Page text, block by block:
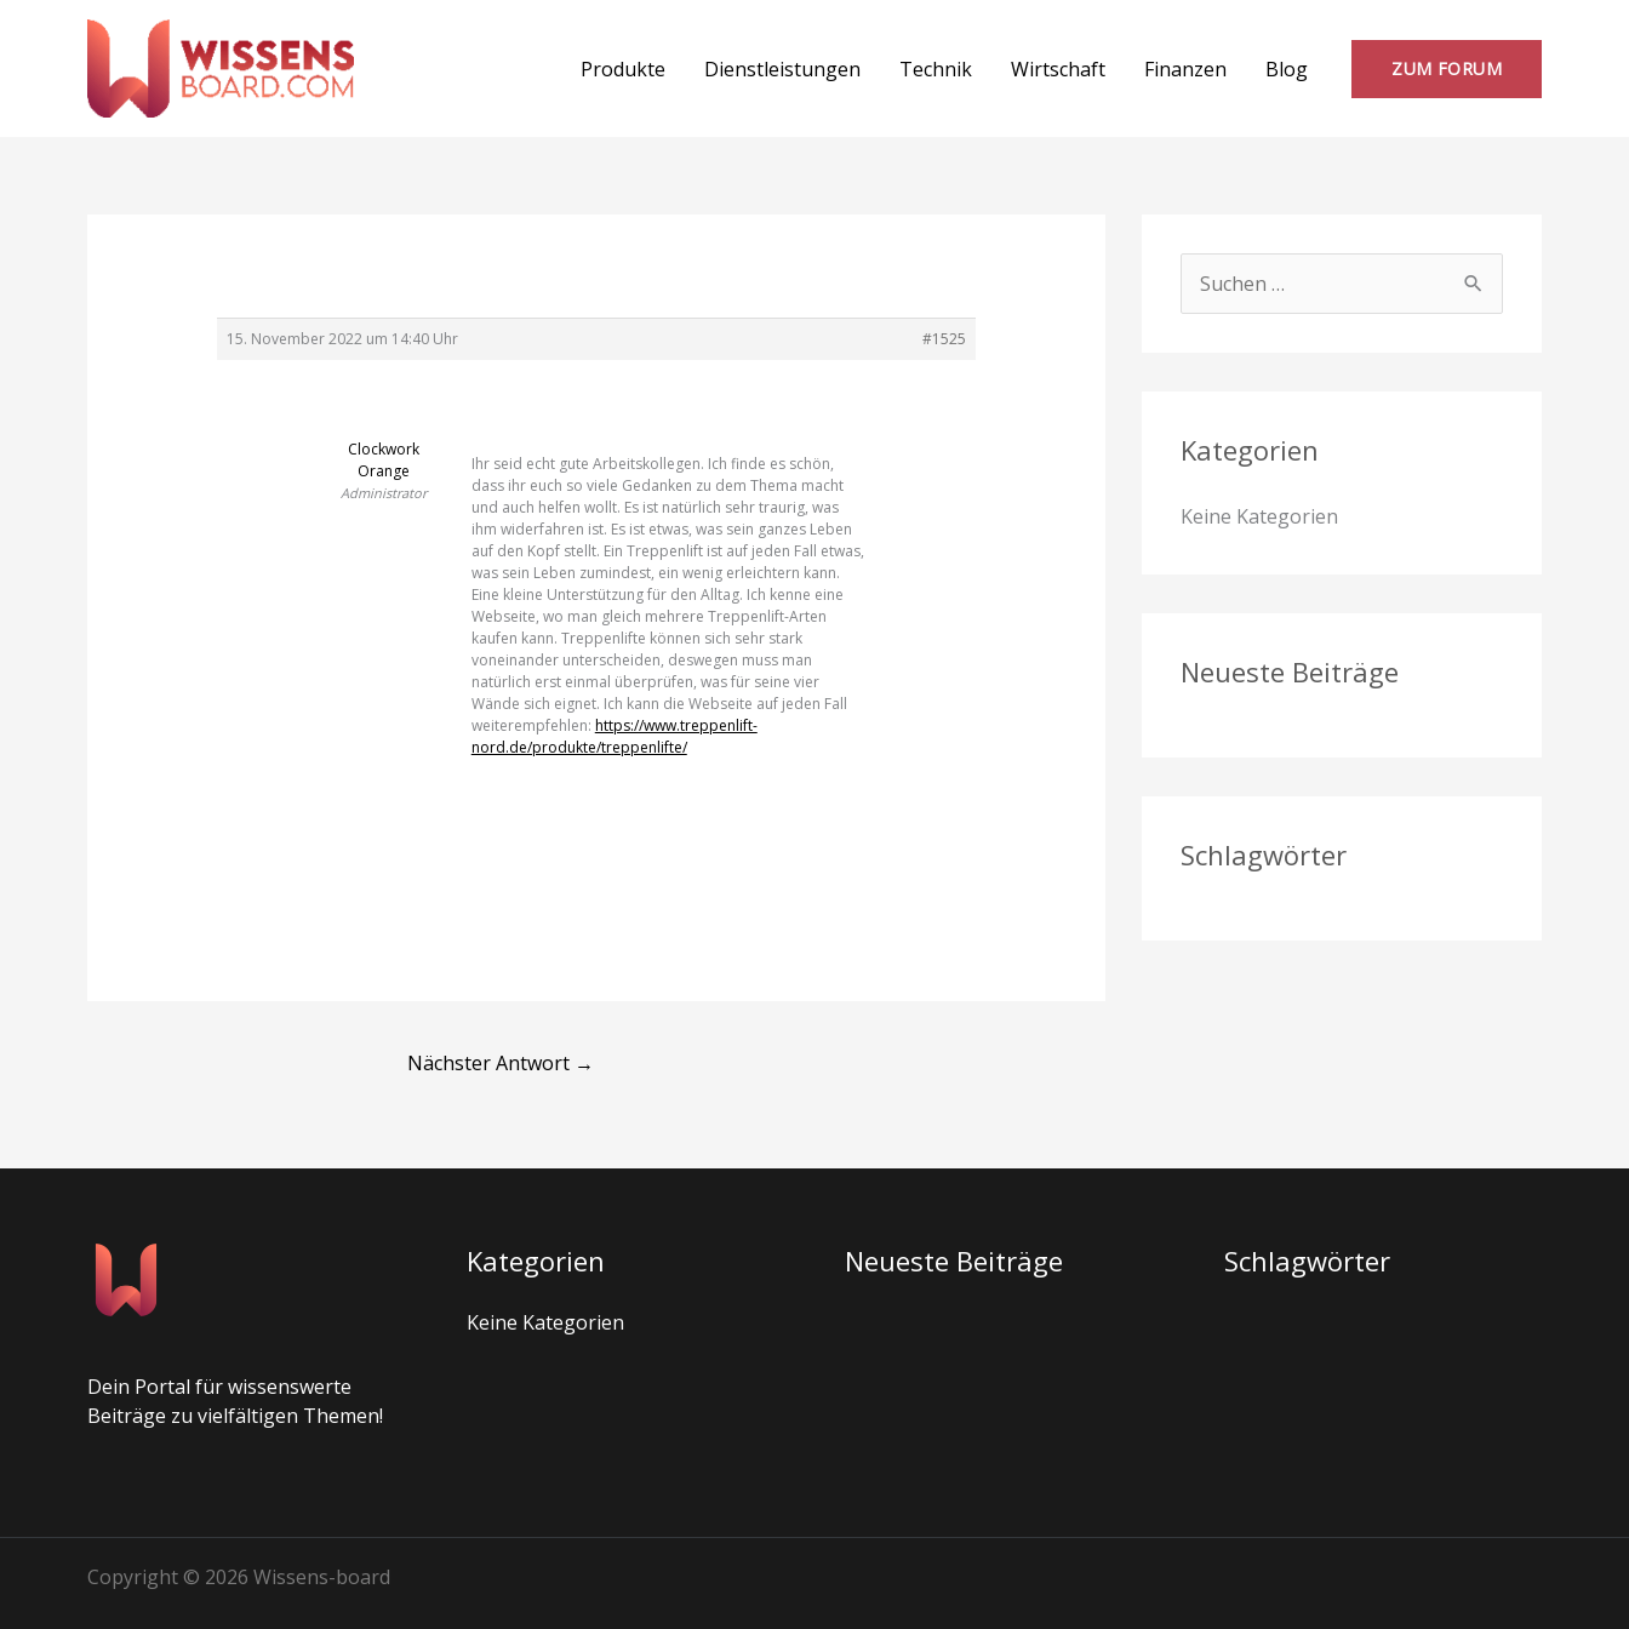
Produkte Dienstleistungen Technik Wirtschaft Finanzen Blog ZUM FORUM
15. November 2022 um 14:40 Uhr #1525
Clockwork
Orange
Administrator
Ihr seid echt gute Arbeitskollegen. Ich finde es schön,
dass ihr euch so viele Gedanken zu dem Thema macht
und auch helfen wollt. Es ist natürlich sehr traurig, was
ihm widerfahren ist. Es ist etwas, was sein ganzes Leben
auf den Kopf stellt. Ein Treppenlift ist auf jeden Fall etwas,
was sein Leben zumindest, ein wenig erleichtern kann.
Eine kleine Unterstützung für den Alltag. Ich kenne eine
Webseite, wo man gleich mehrere Treppenlift-Arten
kaufen kann. Treppenlifte können sich sehr stark
voneinander unterscheiden, deswegen muss man
natürlich erst einmal überprüfen, was für seine vier
Wände sich eignet. Ich kann die Webseite auf jeden Fall
weiterempfehlen: https://www.treppenlift-
nord.de/produkte/treppenlifte/
Nächster Antwort →
e
n
Kategorien
Keine Kategorien
Neueste Beiträge
Schlagwörter
Dein Portal für wissenswerte
Beiträge zu vielfältigen Themen!
Kategorien
Keine Kategorien
Neueste Beiträge Schlagwörter
Copyright © 2026 Wissens-board